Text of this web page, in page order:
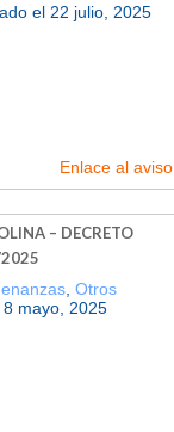
el 22 julio, 2025
Enlace al aviso
– DECRETO
Otros
mayo, 2025